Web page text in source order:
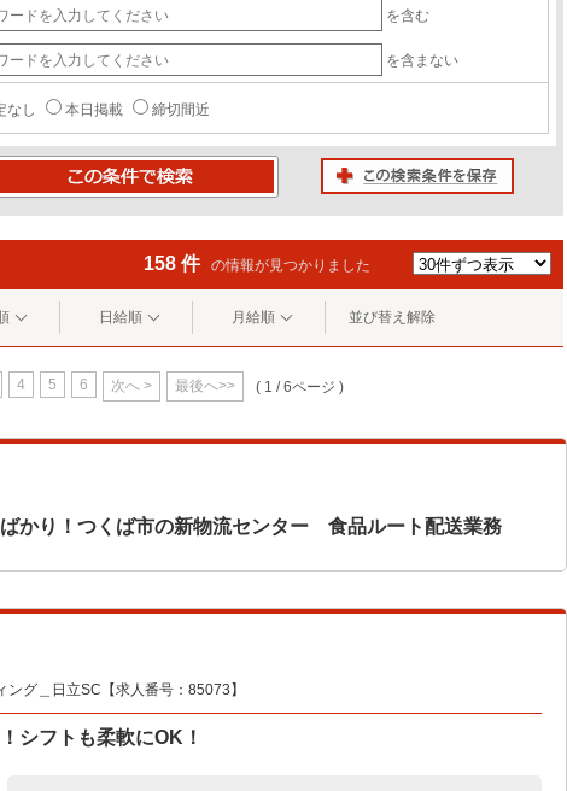
を含む
を含まない
なし 本日掲載 締切間近
158 件 の情報が見つかりました
日給順 月給順 並び替え解除
4 5 6 次へ > 最後へ>> ( 1 / 6ページ )
ばかり！つくば市の新物流センター 食品ルート配送業務
グ＿日立SC【求人番号：85073】
シフトも柔軟にOK！